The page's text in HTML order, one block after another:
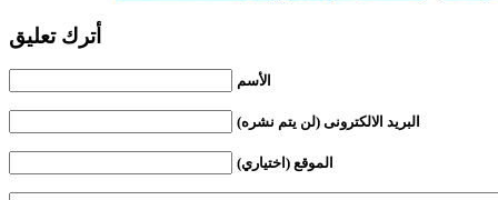
أترك تعليق
الأسم
البريد الالكترونى (لن يتم نشره)
الموقع (اختياري)